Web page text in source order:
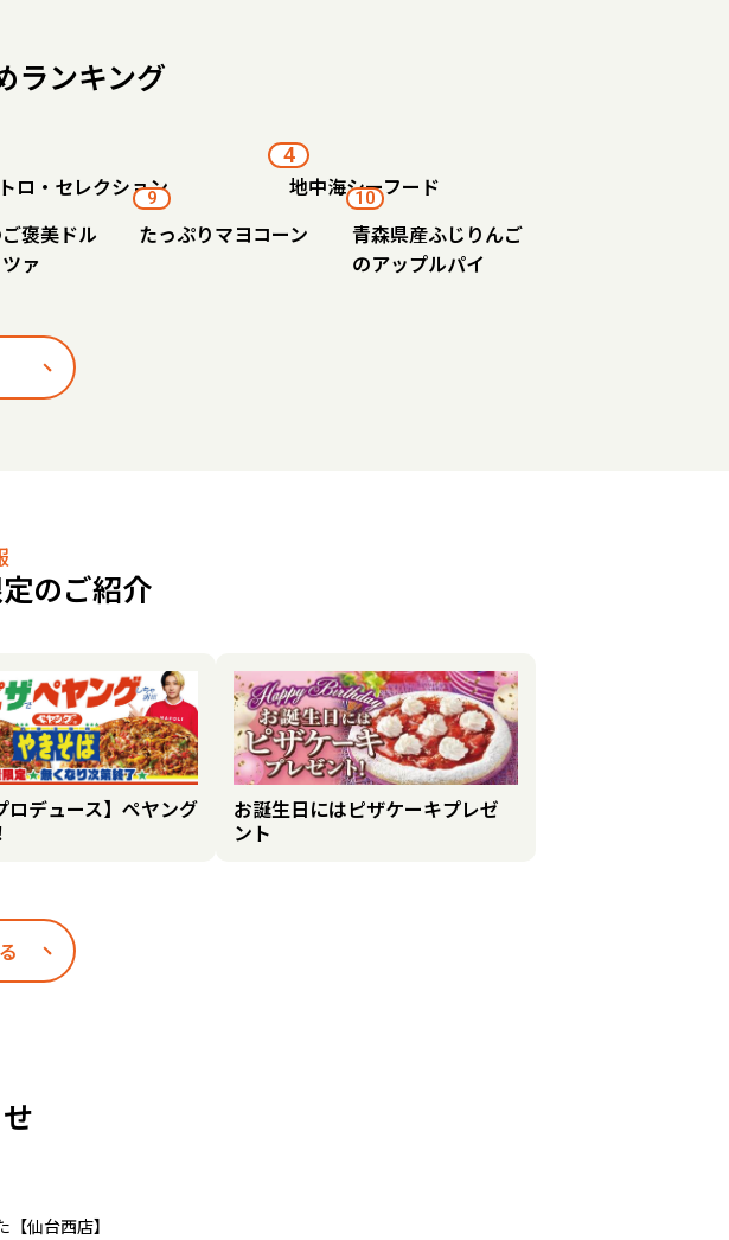
ランキング
ロ・セレクション
4
地中海シーフード
褒美ドル
ァ
9
たっぷりマヨコーン
10
青森県産ふじりんご
のアップルパイ
のご紹介
ロデュース】ペヤング
お誕生日にはピザケーキプレゼ
ント
仙台西店】